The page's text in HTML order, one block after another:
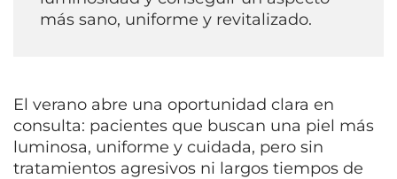
más sano, uniforme y revitalizado.
El verano abre una oportunidad clara en
consulta: pacientes que buscan una piel más
luminosa, uniforme y cuidada, pero sin
tratamientos agresivos ni largos tiempos de